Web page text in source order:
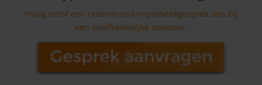
Vraag eerst een oriënterend hypotheekgesprek aan bij
een onafhankelijke adviseur.